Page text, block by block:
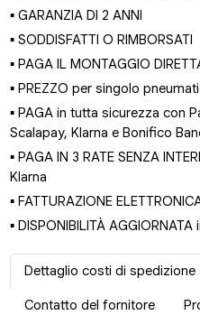
▪ GARANZIA DI 2 ANNI
▪ SODDISFATTI O RIMBORSATI
▪ PAGA IL MONTAGGIO
▪ PREZZO per singolo
▪ PAGA in tutta sicurezza con
Scalapay, Klarna e Bonifico
▪ PAGA IN 3 RATE SENZA
Klarna
▪ FATTURAZIONE
▪ DISPONIBILITÀ
Dettaglio costi di spedizione
Contatto del fornitore